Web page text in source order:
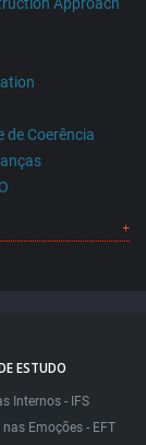
de Coerência
ESTUDO
Internos - IFS
nas Emoções - EFT